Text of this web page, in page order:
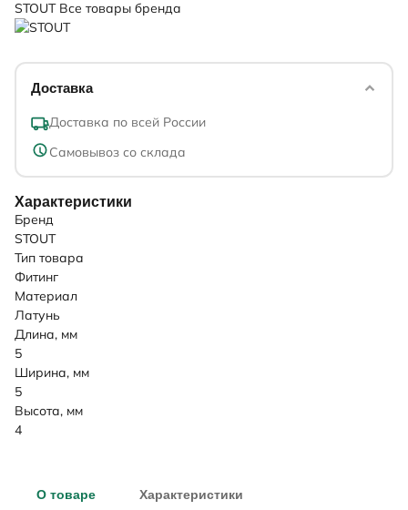
STOUT Все товары бренда
Доставка
Доставка по всей России
Самовывоз со склада
Характеристики
Бренд
STOUT
Тип товара
Фитинг
Материал
Латунь
Длина, мм
5
Ширина, мм
5
Высота, мм
4
О товаре Характеристики